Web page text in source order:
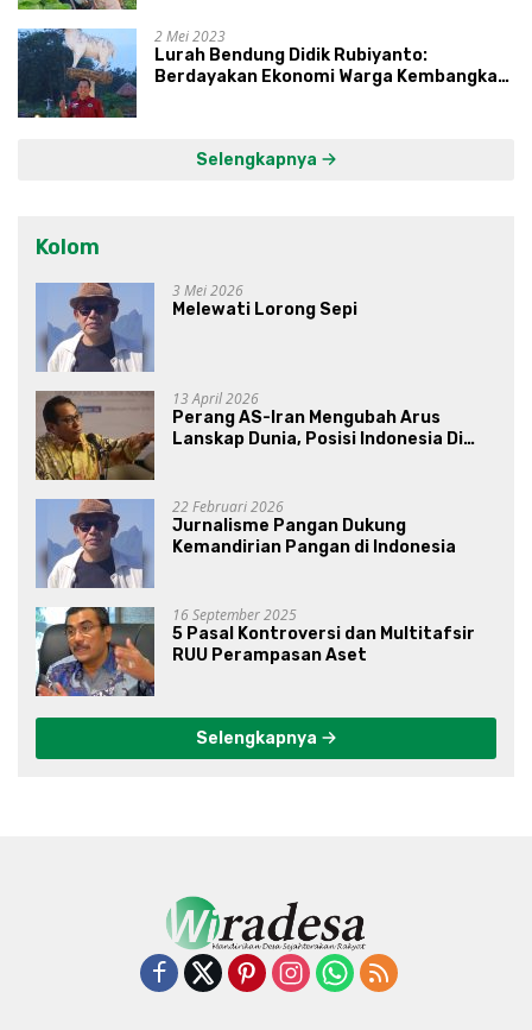
2 Mei 2023
Lurah Bendung Didik Rubiyanto:
Berdayakan Ekonomi Warga Kembangkan
Selengkapnya
Kolom
3 Mei 2026
Melewati Lorong Sepi
13 April 2026
Perang AS-Iran Mengubah Arus
Lanskap Dunia, Posisi Indonesia Di
22 Februari 2026
Jurnalisme Pangan Dukung
Kemandirian Pangan di Indonesia
16 September 2025
5 Pasal Kontroversi dan Multitafsir
RUU Perampasan Aset
Selengkapnya